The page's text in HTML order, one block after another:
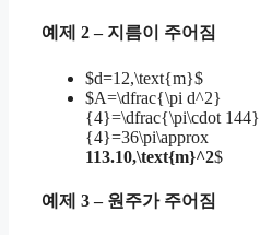
예제 2 – 지름이 주어짐
$d=12,\text{m}$
$A=\dfrac{\pi d^2}
{4}=\dfrac{\pi\cdot 144}
{4}=36\pi\approx
113.10,\text{m}^2$
예제 3 – 원주가 주어짐